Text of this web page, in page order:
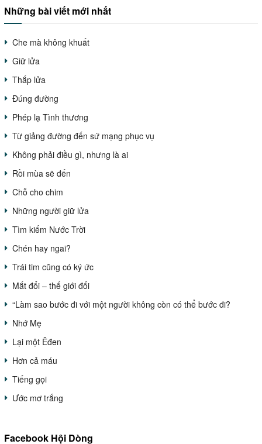
Những bài viết mới nhất
Che mà không khuất
Giữ lửa
Thắp lửa
Đúng đường
Phép lạ Tình thương
Từ giảng đường đến sứ mạng phục vụ
Không phải điều gì, nhưng là ai
Rồi mùa sẽ đến
Chỗ cho chim
Những người giữ lửa
Tìm kiếm Nước Trời
Chén hay ngai?
Trái tim cũng có ký ức
Mắt đổi – thế giới đổi
“Làm sao bước đi với một người không còn có thể bước đi?
Nhớ Mẹ
Lại một Êđen
Hơn cả máu
Tiếng gọi
Ước mơ trắng
Facebook Hội Dòng